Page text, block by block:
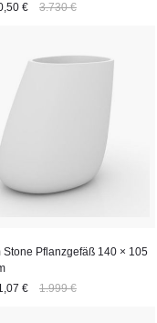
€ 3.730 €
Stone Pflanzgefäß 140 × 105
€ 1.999 €